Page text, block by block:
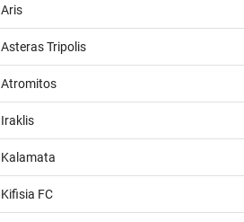
Aris
Asteras Tripolis
Atromitos
Iraklis
Kalamata
Kifisia FC